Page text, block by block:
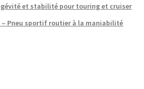
et stabilité pour touring et cruiser
– Pneu sportif routier à la maniabilité